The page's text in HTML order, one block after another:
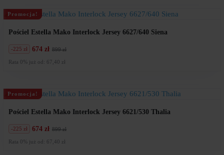
Promocja!
Pościel Estella Mako Interlock Jersey 6627/640 Siena
899 zł
Pierwotna
cena
674 zł
Aktualna
cena
-225 zł
Rata 0% już od: 67,40 zł
Promocja!
Pościel Estella Mako Interlock Jersey 6621/530 Thalia
899 zł
Pierwotna
cena
674 zł
Aktualna
cena
-225 zł
Rata 0% już od: 67,40 zł